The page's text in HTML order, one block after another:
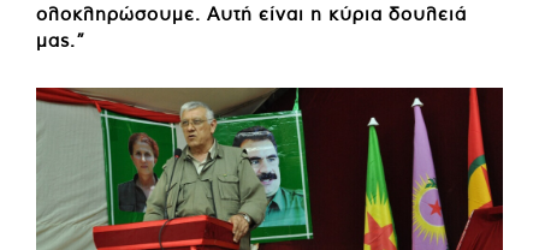
ολοκληρώσουμε. Αυτή είναι η κύρια δουλειά
μας.”